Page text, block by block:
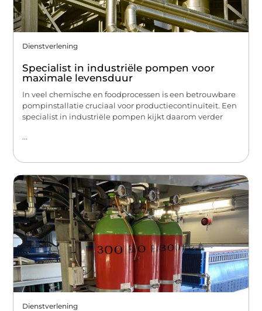
Dienstverlening
Specialist in industriële pompen voor
maximale levensduur
In veel chemische en foodprocessen is een betrouwbare
pompinstallatie cruciaal voor productiecontinuïteit. Een
specialist in industriële pompen kijkt daarom verder
...
Dienstverlening